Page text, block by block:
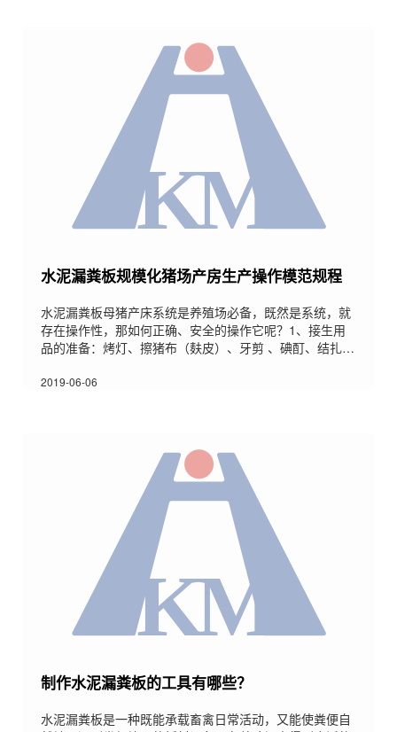
分点。面对处在高位的猪价，辽宁省加大财政资金扶
水泥漏粪板规模化猪场产房生产操作模范规程
水泥漏粪板母猪产床系统是养殖场必备，既然是系统，就
存在操作性，那如何正确、安全的操作它呢？1、接生用
品的准备：烤灯、擦猪布（麸皮）、牙剪 、碘酊、结扎
缩宫素、氯前列烯醇、手术剪、止血钳、高锰酸钾、毛
膜。注意事项：a 出现假死及时进行人工呼吸；b 胎衣
2019-06-06
制作水泥漏粪板的工具有哪些？
水泥漏粪板是一种既能承载畜禽日常活动，又能使粪便自